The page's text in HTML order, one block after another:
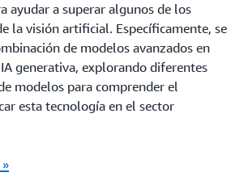
ayudar a superar algunos de los
la visión artificial. Específicamente, se
de modelos avanzados en
generativa, explorando diferentes
modelos para comprender el
esta tecnología en el sector